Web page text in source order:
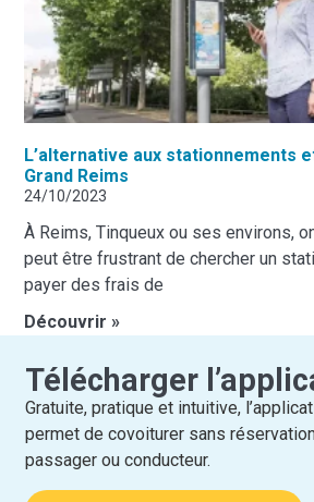
L’alternative aux stationnements
Grand Reims
24/10/2023
À Reims, Tinqueux ou ses environs,
peut être frustrant de chercher un
payer des frais de
Découvrir »
Télécharger
Gratuite, pratique et intuitive,
permet de covoiturer sans
passager ou conducteur.